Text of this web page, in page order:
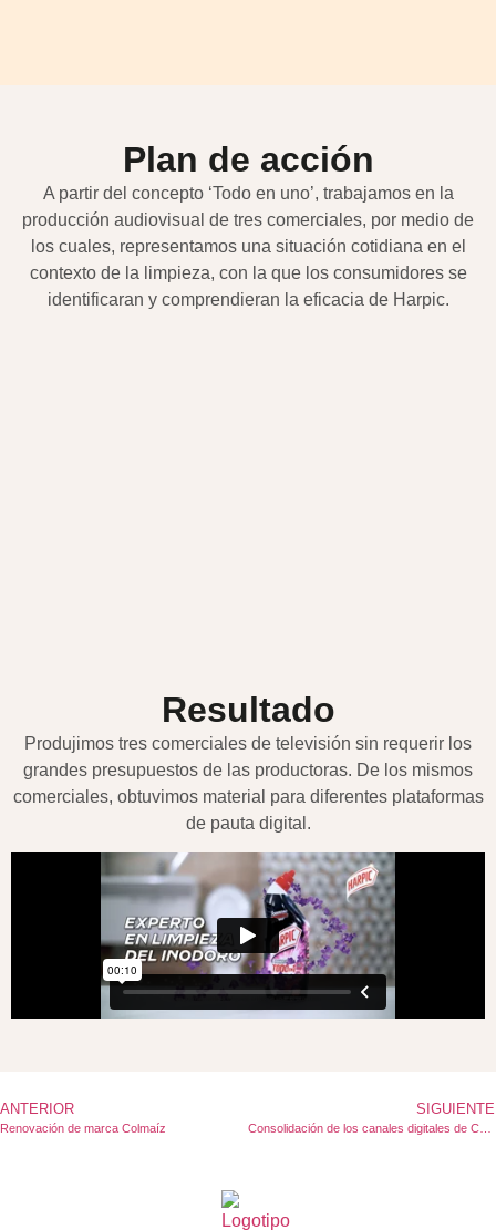
Plan de acción
A partir del concepto ‘Todo en uno’, trabajamos en la
producción audiovisual de tres comerciales, por medio de
los cuales, representamos una situación cotidiana en el
contexto de la limpieza, con la que los consumidores se
identificaran y comprendieran la eficacia de Harpic.
Resultado
Produjimos tres comerciales de televisión sin requerir los
grandes presupuestos de las productoras. De los mismos
comerciales, obtuvimos material para diferentes plataformas
de pauta digital.
ANTERIOR
Renovación de marca Colmaíz
SIGUIENTE
Consolidación de los canales digitales de Colmaíz